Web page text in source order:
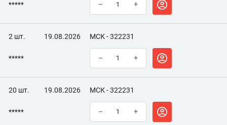
***** – +
2 шт. 19.08.2026 МСК - 322231
***** – +
20 шт. 19.08.2026 МСК - 322231
***** – +